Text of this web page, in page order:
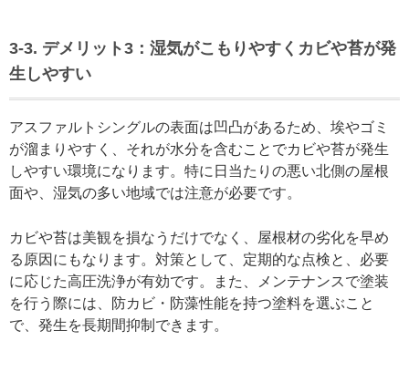
3-3. デメリット3：湿気がこもりやすくカビや苔が発
生しやすい
アスファルトシングルの表面は凹凸があるため、埃やゴミ
が溜まりやすく、それが水分を含むことでカビや苔が発生
しやすい環境になります。特に日当たりの悪い北側の屋根
面や、湿気の多い地域では注意が必要です。
カビや苔は美観を損なうだけでなく、屋根材の劣化を早め
る原因にもなります。対策として、定期的な点検と、必要
に応じた高圧洗浄が有効です。また、メンテナンスで塗装
を行う際には、防カビ・防藻性能を持つ塗料を選ぶこと
で、発生を長期間抑制できます。